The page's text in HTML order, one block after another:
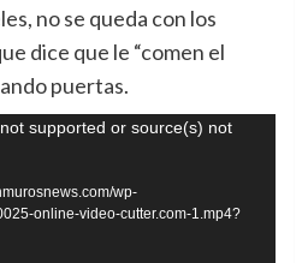
no se queda con los
dice que le “comen el
puertas.
supported or source(s) not
wp-
online-video-cutter.com-1.mp4?